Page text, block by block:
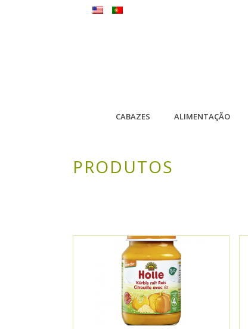
CABAZES ALIMENTAÇÃO
PRODUTOS